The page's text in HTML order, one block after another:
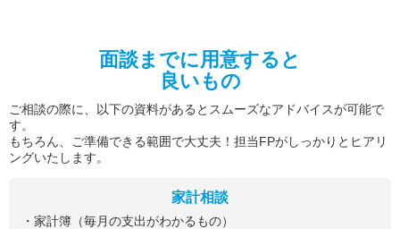
面談までに用意すると
良いもの
ご相談の際に、以下の資料があるとスムーズなアドバイスが可能で
す。
もちろん、ご準備できる範囲で大丈夫！担当FPがしっかりとヒアリ
ングいたします。
家計相談
・家計簿（毎月の支出がわかるもの）